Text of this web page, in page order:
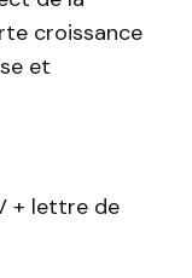
croissance
et
+ lettre de